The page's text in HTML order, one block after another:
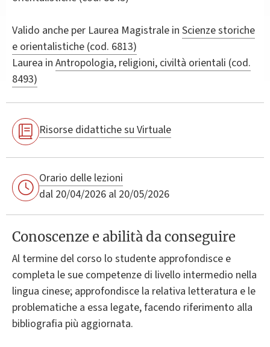
Valido anche per Laurea Magistrale in Scienze storiche
e orientalistiche (cod. 6813)
Laurea in Antropologia, religioni, civiltà orientali (cod.
8493)
Risorse didattiche su Virtuale
Orario delle lezioni
dal 20/04/2026 al 20/05/2026
Conoscenze e abilità da conseguire
Al termine del corso lo studente approfondisce e
completa le sue competenze di livello intermedio nella
lingua cinese; approfondisce la relativa letteratura e le
problematiche a essa legate, facendo riferimento alla
bibliografia più aggiornata.